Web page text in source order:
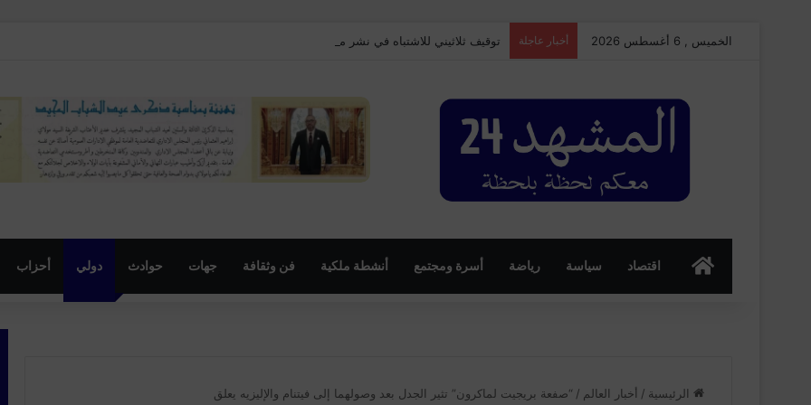
الخميس , 6 أغسطس 2026 أخبار عاجلة توقيف ثلاثيني للاشتباه في نشر محتويات تحريضية مرتبطة بدعوات للتظاهر بإمنتانوت
الرئسيةاقتصاد سياسة رياضة أسرة ومجتمع أنشطة ملكية فن وثقافة جهات حوادث دولي أحزاب
الرئيسية / أخبار العالم / “صفعة بريجيت لماكرون” تثير الجدل بعد وصولهما إلى فيتنام والإليزيه يعلق